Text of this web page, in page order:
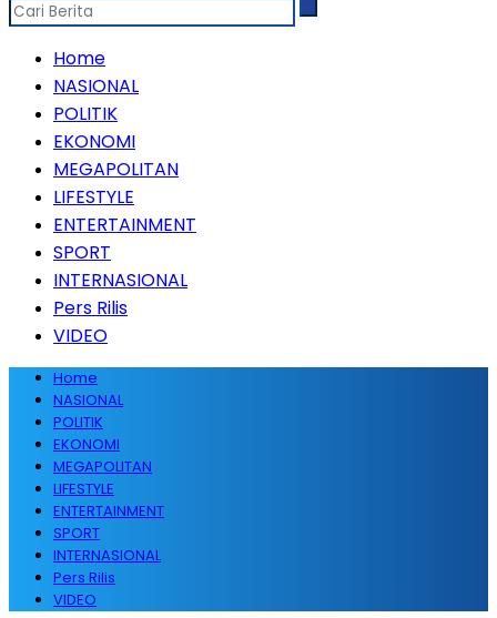
Home
NASIONAL
POLITIK
EKONOMI
MEGAPOLITAN
LIFESTYLE
ENTERTAINMENT
SPORT
INTERNASIONAL
Pers Rilis
VIDEO
Home
NASIONAL
POLITIK
EKONOMI
MEGAPOLITAN
LIFESTYLE
ENTERTAINMENT
SPORT
INTERNASIONAL
Pers Rilis
VIDEO